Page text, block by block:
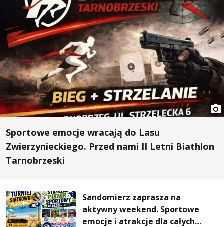
Sportowe emocje wracają do Lasu
Zwierzynieckiego. Przed nami II Letni Biathlon
Tarnobrzeski
Sandomierz zaprasza na
aktywny weekend. Sportowe
emocje i atrakcje dla całych